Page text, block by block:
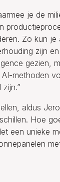
je de
Zo kun je
zijn
gezien,
methoden
aldus
Hoe
een unieke